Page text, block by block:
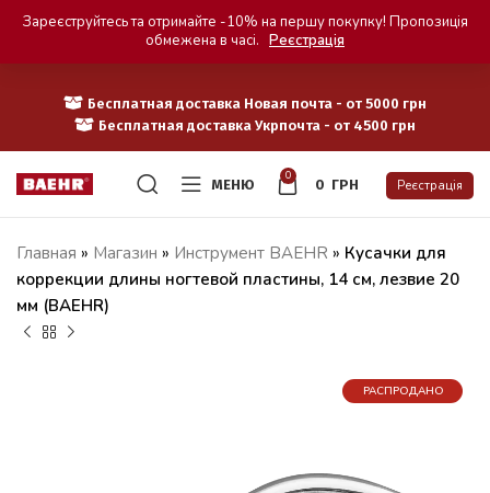
Бесплатная доставка Новая почта - от 5000 грн
Бесплатная доставка Укрпочта - от 4500 грн
МЕНЮ
0
0 ГРН Реєстрація
Главная » Магазин » Инструмент BAEHR » Кусачки для
коррекции длины ногтевой пластины, 14 см, лезвие 20
мм (BAEHR)
РАСПРОДАНО
Зареєструйтесь та отримайте -10% на першу покупку! Пропозиція
обмежена в часі. Реєстрація